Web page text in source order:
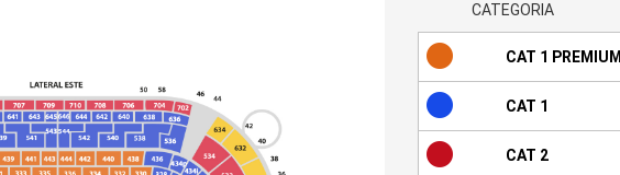
CATEGORIA
CAT 1 PREMIUM
CAT 1
CAT 2